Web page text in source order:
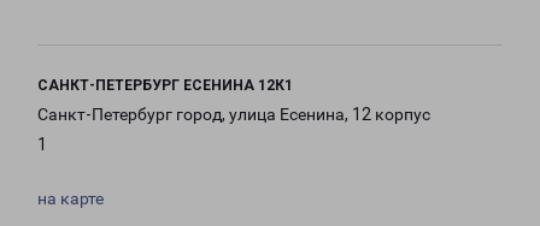
САНКТ-ПЕТЕРБУРГ ЕСЕНИНА 12К1
Санкт-Петербург город, улица Есенина, 12 корпус
1
на карте